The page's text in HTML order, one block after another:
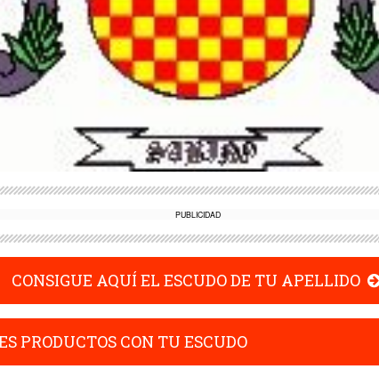
PUBLICIDAD
CONSIGUE AQUÍ EL ESCUDO DE TU APELLIDO
PRODUCTOS CON TU ESCUDO